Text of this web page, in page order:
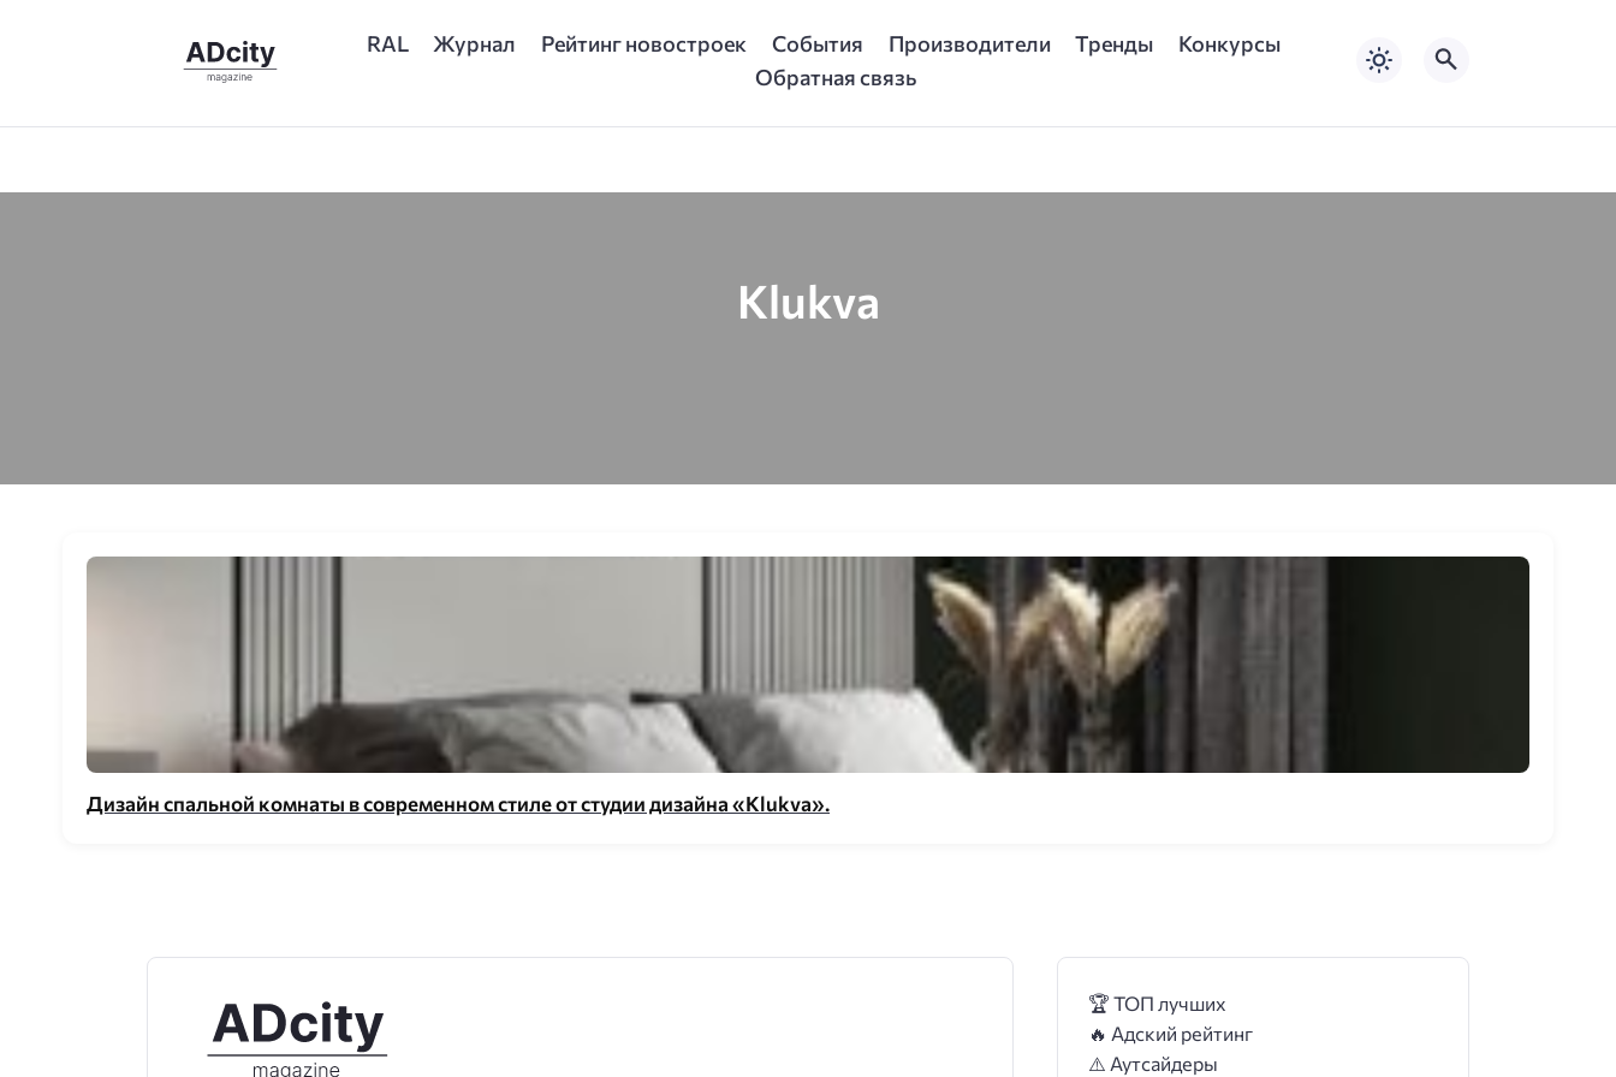
RAL Журнал Рейтинг новостроек События Производители Тренды
Конкурсы
Обратная связь
Klukva
Дизайн спальной комнаты в современном стиле от студии дизайна «Klukva».
🏆 ТОП лучших
🔥 Адский рейтинг
⚠️ Аутсайдеры